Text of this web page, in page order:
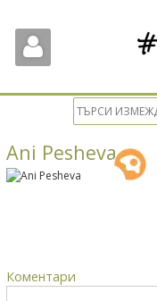
Ani Pesheva
Коментари